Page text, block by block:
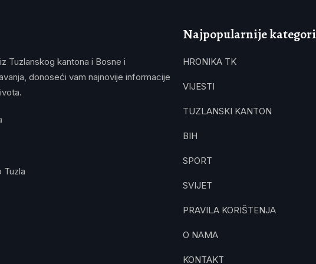
Tuzlanskog kantona i Bosne i
donoseći vam najnovije informacije
Tuzla
Najpopularnije
HRONIKA TK
VIJESTI
TUZLANSKI KANTON
BIH
SPORT
SVIJET
PRAVILA KORIŠTENJA
O NAMA
KONTAKT